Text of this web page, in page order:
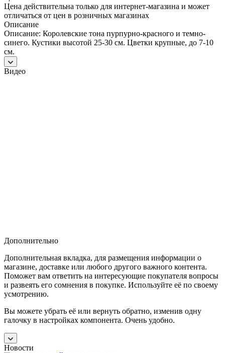
Цена действительна только для интернет-магазина и может
отличаться от цен в розничных магазинах
Описание
Описание: Королевские тона пурпурно-красного и темно-
синего. Кустики высотой 25-30 см. Цветки крупные, до 7-10
см.
Видео
Дополнительно
Дополнительная вкладка, для размещения информации о
магазине, доставке или любого другого важного контента.
Поможет вам ответить на интересующие покупателя вопросы
и развеять его сомнения в покупке. Используйте её по своему
усмотрению.
Вы можете убрать её или вернуть обратно, изменив одну
галочку в настройках компонента. Очень удобно.
Новости